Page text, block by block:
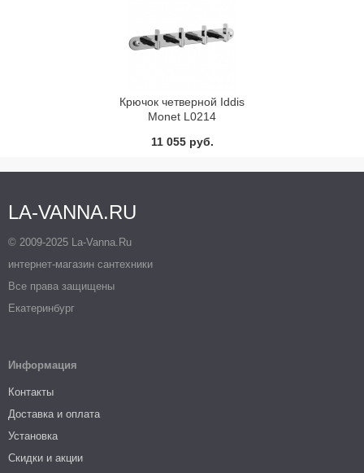
Крючок четверной Iddis
Monet L0214
11 055 руб.
LA-VANNA.RU
© 2009-2025 La-Vanna.Ru
интернет-магазин сантехники
Все права защищены
Екатеринбург
Информация
Контакты
Доставка и оплата
Установка
Скидки и акции